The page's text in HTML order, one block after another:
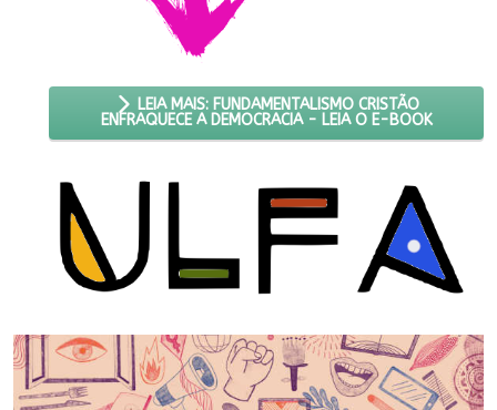
LEIA MAIS: FUNDAMENTALISMO CRISTÃO
ENFRAQUECE A DEMOCRACIA - LEIA O E-BOOK